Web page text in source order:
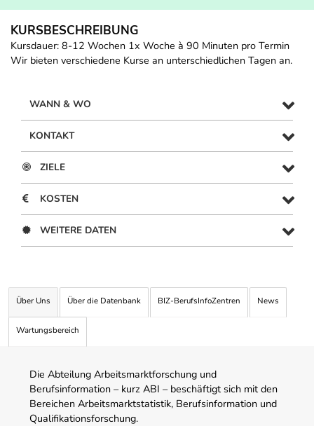
KURSBESCHREIBUNG
Kursdauer: 8-12 Wochen 1x Woche à 90 Minuten pro Termin
Wir bieten verschiedene Kurse an unterschiedlichen Tagen an.
WANN & WO
KONTAKT
ZIELE
KOSTEN
WEITERE DATEN
Über Uns Über die Datenbank BIZ-BerufsInfoZentren News
Wartungsbereich
Die Abteilung Arbeitsmarktforschung und
Berufsinformation – kurz ABI – beschäftigt sich mit den
Bereichen Arbeitsmarktstatistik, Berufsinformation und
Qualifikationsforschung.